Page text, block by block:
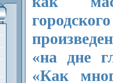
«на дне
«Как